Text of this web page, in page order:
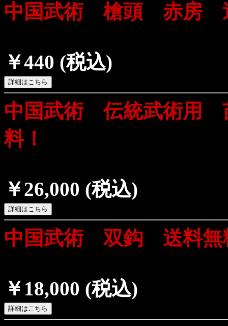
中国武術 槍頭 赤房
￥440 (税込)
中国武術 伝統武術用
料！
￥26,000 (税込)
中国武術 双鈎 送料無
￥18,000 (税込)